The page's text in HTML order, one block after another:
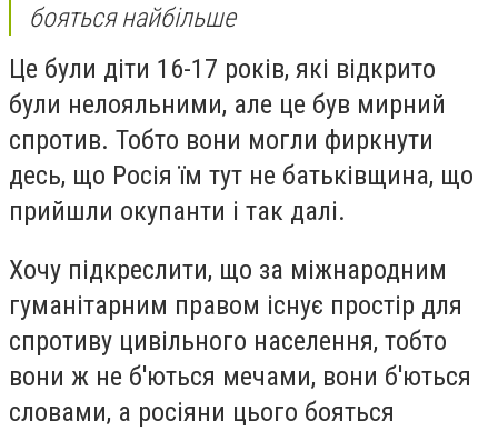
бояться найбільше
Це були діти 16-17 років, які відкрито
були нелояльними, але це був мирний
спротив. Тобто вони могли фиркнути
десь, що Росія їм тут не батьківщина, що
прийшли окупанти і так далі.
Хочу підкреслити, що за міжнародним
гуманітарним правом існує простір для
спротиву цивільного населення, тобто
вони ж не б'ються мечами, вони б'ються
словами, а росіяни цього бояться